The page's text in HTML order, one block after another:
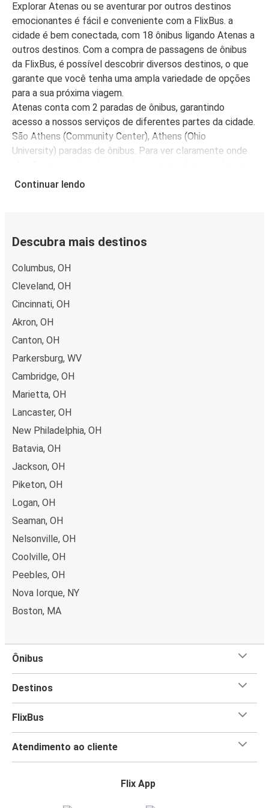
Explorar Atenas ou se aventurar por outros destinos
emocionantes é fácil e conveniente com a FlixBus. a
cidade é bem conectada, com 18 ônibus ligando Atenas a
outros destinos. Com a compra de passagens de ônibus
da FlixBus, é possível descobrir diversos destinos, o que
garante que você tenha uma ampla variedade de opções
para a sua próxima viagem.
Atenas conta com 2 paradas de ônibus, garantindo
acesso a nossos serviços de diferentes partes da cidade.
São Athens (Community Center), Athens (Ohio
University) paradas de ônibus. Para ver claramente onde
página após comprar sua passagem de ônibus.
49,94, dependendo da cidade de origem.
Continuar lendo
Descubra mais destinos
Columbus, OH
Cleveland, OH
Cincinnati, OH
Akron, OH
Canton, OH
Parkersburg, WV
Cambridge, OH
Marietta, OH
Lancaster, OH
New Philadelphia, OH
Batavia, OH
Jackson, OH
Piketon, OH
Logan, OH
Seaman, OH
Nelsonville, OH
Coolville, OH
Peebles, OH
Nova Iorque, NY
Boston, MA
Ônibus
Destinos
FlixBus
Atendimento ao cliente
Flix App